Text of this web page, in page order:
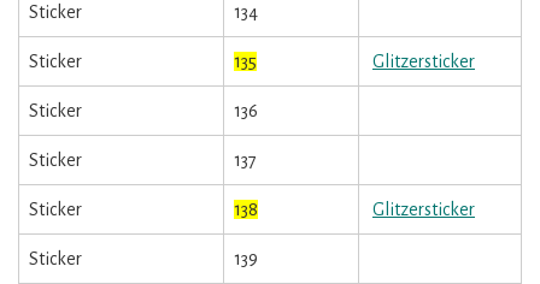
Sticker 134
Sticker 135 Glitzersticker
Sticker 136
Sticker 137
Sticker 138 Glitzersticker
Sticker 139